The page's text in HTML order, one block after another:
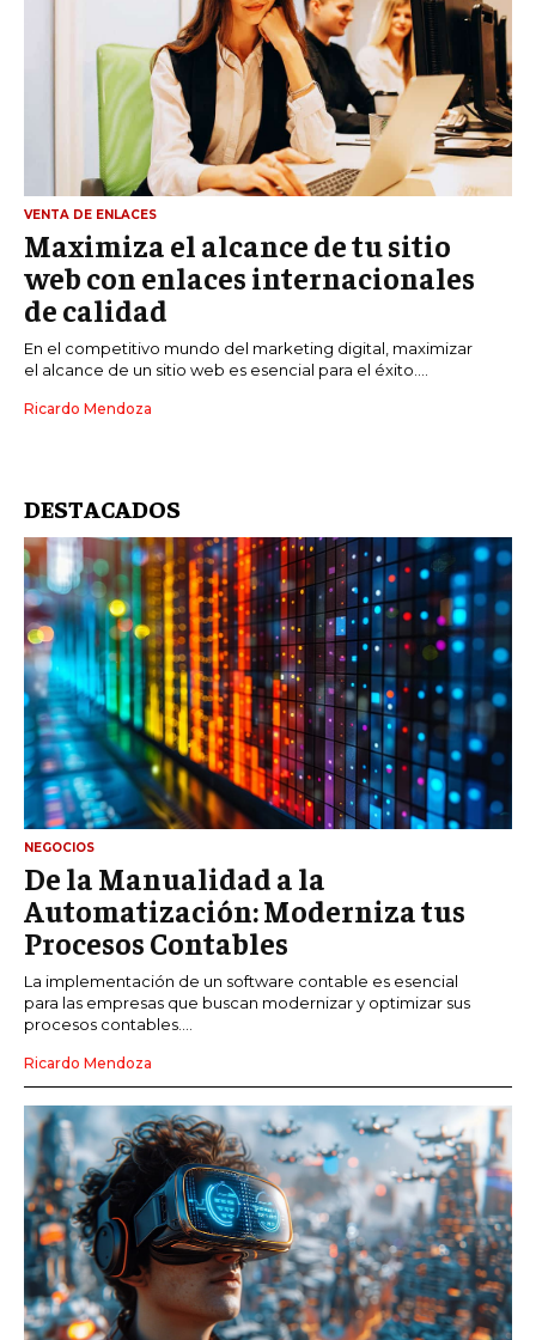
VENTA DE ENLACES
Maximiza el alcance de tu sitio
web con enlaces internacionales
de calidad
En el competitivo mundo del marketing digital, maximizar
el alcance de un sitio web es esencial para el éxito....
Ricardo Mendoza
DESTACADOS
NEGOCIOS
De la Manualidad a la
Automatización: Moderniza tus
Procesos Contables
La implementación de un software contable es esencial
para las empresas que buscan modernizar y optimizar sus
procesos contables....
Ricardo Mendoza